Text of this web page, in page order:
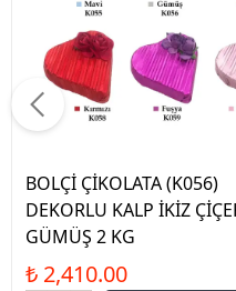
BOLÇİ ÇİKOLATA (K056)
DEKORLU KALP İKİZ
GÜMÜŞ 2 KG
₺ 2,410.00